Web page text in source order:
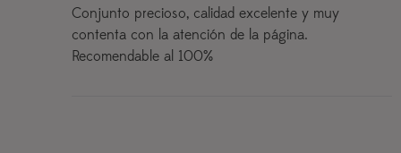
Conjunto precioso, calidad excelente y muy
contenta con la atención de la página.
Recomendable al 100%